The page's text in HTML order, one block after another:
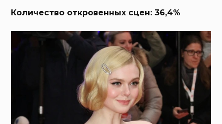
Количество откровенных сцен: 36,4%